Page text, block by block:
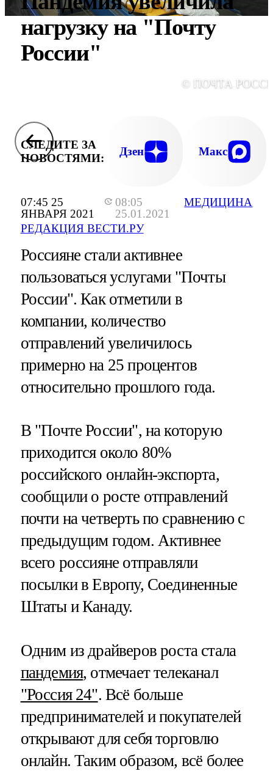
07:45 25
ЯНВАРЯ 2021
08:05
25.01.2021
РЕДАКЦИЯ ВЕСТИ.РУ
МЕДИЦИНА
нагрузку на "Почту
России"
© ПОЧТА
СЛЕДИТЕ ЗА
НОВОСТЯМИ:
Дзен Макс
Россияне стали активнее
пользоваться услугами "Почты
России". Как отметили в
компании, количество
отправлений увеличилось
примерно на 25 процентов
относительно прошлого года.
В "Почте России", на которую
приходится около 80%
российского онлайн-экспорта,
сообщили о росте отправлений
почти на четверть по сравнению с
предыдущим годом. Активнее
всего россияне отправляли
посылки в Европу, Соединенные
Штаты и Канаду.
Одним из драйверов роста стала
пандемия, отмечает телеканал
"Россия 24". Всё больше
предпринимателей и покупателей
открывают для себя торговлю
онлайн. Таким образом, всё более